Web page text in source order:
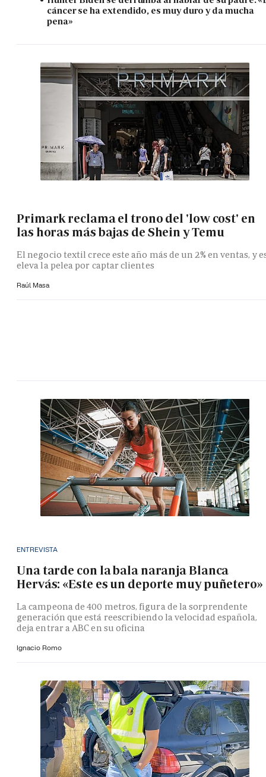
cáncer se ha extendido, es muy duro y da mucha
pena»
Primark reclama el trono del 'low cost' en
las horas más bajas de Shein y Temu
El negocio textil crece este año más de un 2% en ventas, y
eleva la pelea por captar clientes
Raúl Masa
ENTREVISTA
Una tarde con la bala naranja Blanca
Hervás: «Este es un deporte muy puñetero»
La campeona de 400 metros, figura de la sorprendente
generación que está reescribiendo la velocidad española,
deja entrar a ABC en su oficina
Ignacio Romo